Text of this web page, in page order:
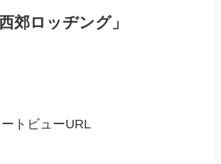
郊ロッヂング」
トビューURL